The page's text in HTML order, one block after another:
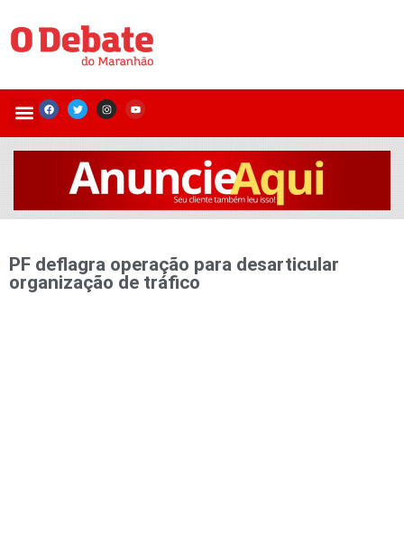
PF deflagra operação para desarticular
organização de tráfico